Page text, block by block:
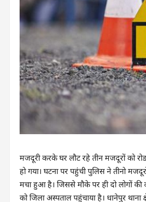
मजदूरी करके घर लौट रहे तीन मजदूरों को
हो गया। घटना पर पहुंची पुलिस ने तीनो
मचा हुआ है। जिससे मौके पर ही दो लोगों की
को जिला अस्पताल पहुंचाया है। धानेपुर थाना